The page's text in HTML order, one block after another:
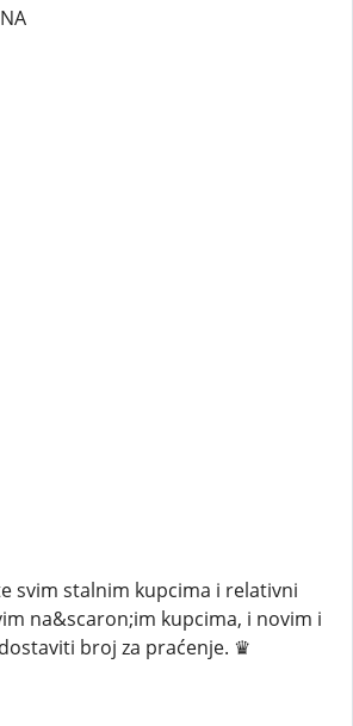
svim stalnim kupcima i relativni
na&scaron;im kupcima, i novim i
broj za praćenje. ♛